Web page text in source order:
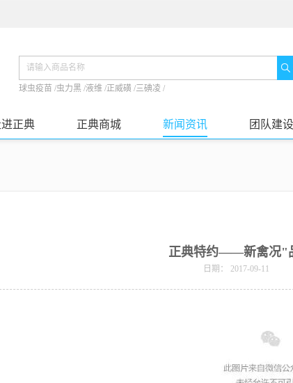
球虫疫苗 /虫力黑 /液维 /正威磺 /三碘凌 /
正典 正典商城 新闻资讯 团队建设
正典特约——新禽况"
日期： 2017-09-11